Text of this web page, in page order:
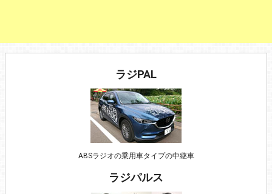
ラジPAL
ABSラジオの乗用車タイプの中継車
ラジパルス